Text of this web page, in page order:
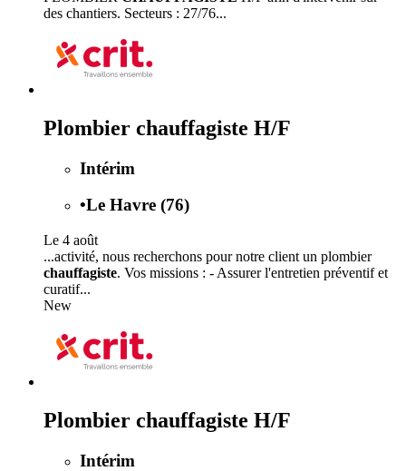
des chantiers. Secteurs : 27/76...
Plombier chauffagiste H/F
Intérim
•Le Havre (76)
Le 4 août
...activité, nous recherchons pour notre client un plombier
chauffagiste. Vos missions : - Assurer l'entretien préventif et
curatif...
New
Plombier chauffagiste H/F
Intérim